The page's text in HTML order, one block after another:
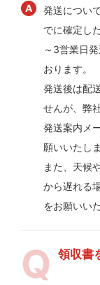
発送につい
でに確定し
～3営業日
おります。
発送後は配
せんが、弊
発送案内メ
願いいたしま
また、天候
から遅れる
をお願いい
領収書